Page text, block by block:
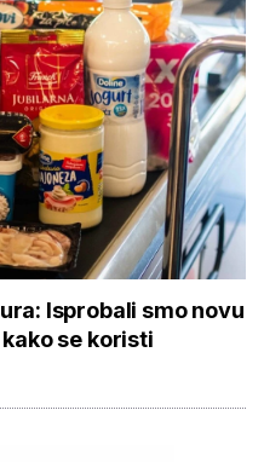
Isprobali smo novu
se koristi